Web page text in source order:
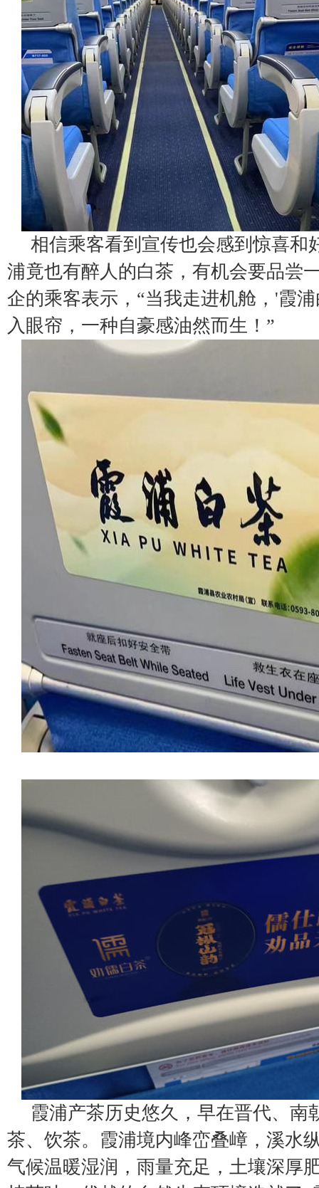
相信乘客看到宣传也会感到惊喜
浦竟也有醉人的白茶，有机会要品尝
企的乘客表示，“当我走进机舱，'霞
入眼帘，一种自豪感油然而生！”
霞浦产茶历史悠久，早在晋代、南
茶、饮茶。霞浦境内峰峦叠嶂，溪水
气候温暖湿润，雨量充足，土壤深厚